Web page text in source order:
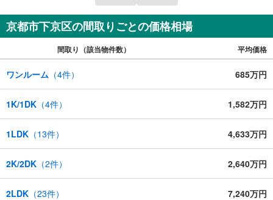
京都市下京区の間取りごとの価格相場
間取り（該当物件数） 平均価格
ワンルーム （4件） 685万円
1K/1DK （4件） 1,582万円
1LDK （13件） 4,633万円
2K/2DK （2件） 2,640万円
2LDK （23件） 7,240万円